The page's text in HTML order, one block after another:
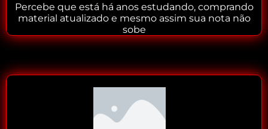
Percebe que está há anos estudando, comprando
material atualizado e mesmo assim sua nota não
sobe